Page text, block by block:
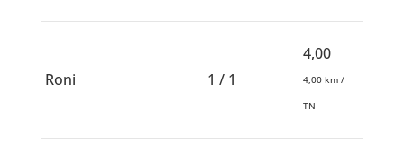
Roni 1 / 1
4,00
4,00 km /
TN